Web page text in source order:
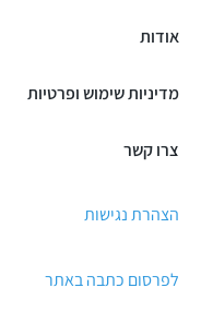
אודות
מדיניות שימוש ופרטיות
צרו קשר
הצהרת נגישות
לפרסום כתבה באתר